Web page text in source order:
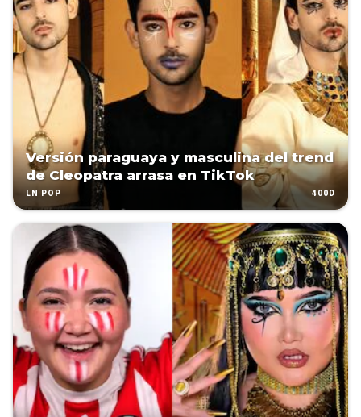
Versión paraguaya y masculina del trend
de Cleopatra arrasa en TikTok
LN POP 400D